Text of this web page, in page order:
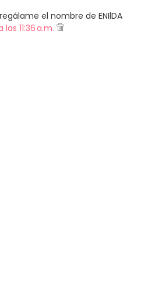
el nombre de ENIlDA
11:36 a.m.